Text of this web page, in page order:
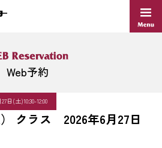
Web予約
日(土)10:30-12:00
クラス 2026年6月27日